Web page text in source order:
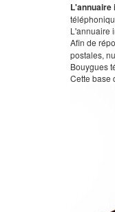
L'annuaire
L'annuaire
Afin de
postales,
Bouygues
Cette base